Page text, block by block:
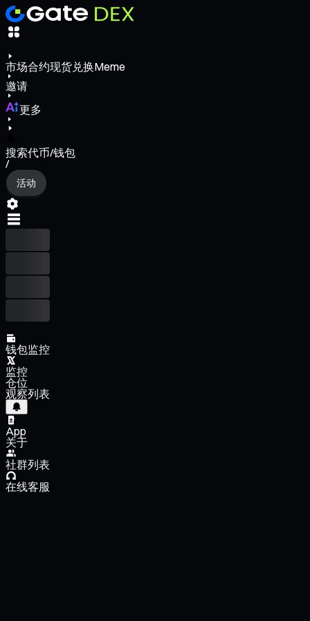
市场合约现货兑换Meme
邀请
更多
搜索代币/钱包
/
活动
钱包监控
监控
仓位
观察列表
App
关于
社群列表
在线客服